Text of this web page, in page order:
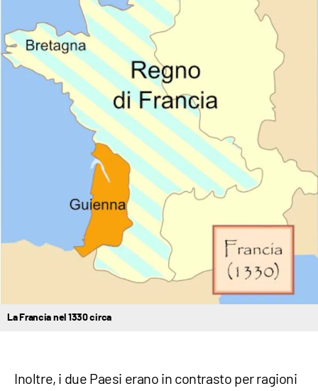
La Francia nel 1330 circa
Inoltre, i due Paesi erano in contrasto per ragioni